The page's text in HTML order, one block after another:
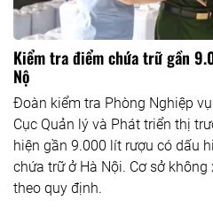
Kiểm tra điểm chứa trữ gần
Nộ
Đoàn kiểm tra Phòng Nghiệp
Cục Quản lý và Phát triển thị
hiện gần 9.000 lít rượu có dấu
chứa trữ ở Hà Nội. Cơ sở
theo quy định.